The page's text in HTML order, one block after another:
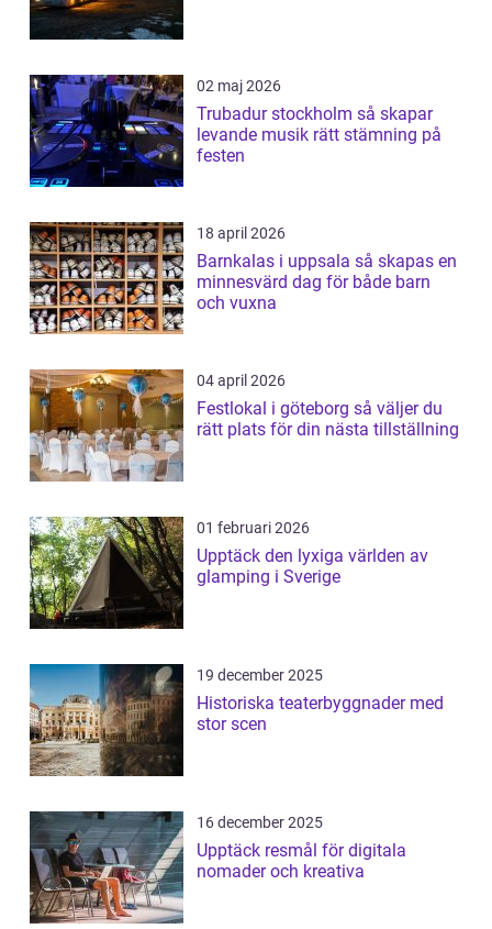
02 maj 2026
Trubadur stockholm så skapar
levande musik rätt stämning på
festen
18 april 2026
Barnkalas i uppsala så skapas en
minnesvärd dag för både barn
och vuxna
04 april 2026
Festlokal i göteborg så väljer du
rätt plats för din nästa tillställning
01 februari 2026
Upptäck den lyxiga världen av
glamping i Sverige
19 december 2025
Historiska teaterbyggnader med
stor scen
16 december 2025
Upptäck resmål för digitala
nomader och kreativa